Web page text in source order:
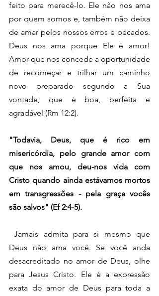
feito para merecê-lo. Ele não nos ama
por quem somos e, também não deixa
de amar pelos nossos erros e pecados.
Deus nos ama porque Ele é amor!
Amor que nos concede a oportunidade
de recomeçar e trilhar um caminho
novo preparado segundo a Sua
vontade, que é boa, perfeita e
agradável (Rm 12:2).
"Todavia, Deus, que é rico em
misericórdia, pelo grande amor com
que nos amou, deu-nos vida com
Cristo quando ainda estávamos mortos
em transgressões - pela graça vocês
são salvos" (Ef 2:4-5).
Jamais admita para si mesmo que
Deus não ama você. Se você anda
desacreditado no amor de Deus, olhe
para Jesus Cristo. Ele é a expressão
exata do amor de Deus para toda a